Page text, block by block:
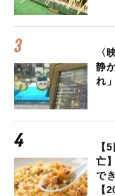
〈
静
れ
【
亡
で
【